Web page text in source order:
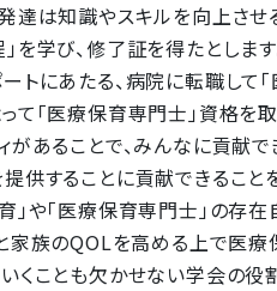
達は知識やスキルを向上させ
を学び、修了証を得たとしま
トにあたる、病院に転職して
て「医療保育専門士」資格を
があることで、みんなに貢献
供することに貢献できること
」や「医療保育専門士」の存
家族のQOLを高める上で医
くことも欠かせない学会の役